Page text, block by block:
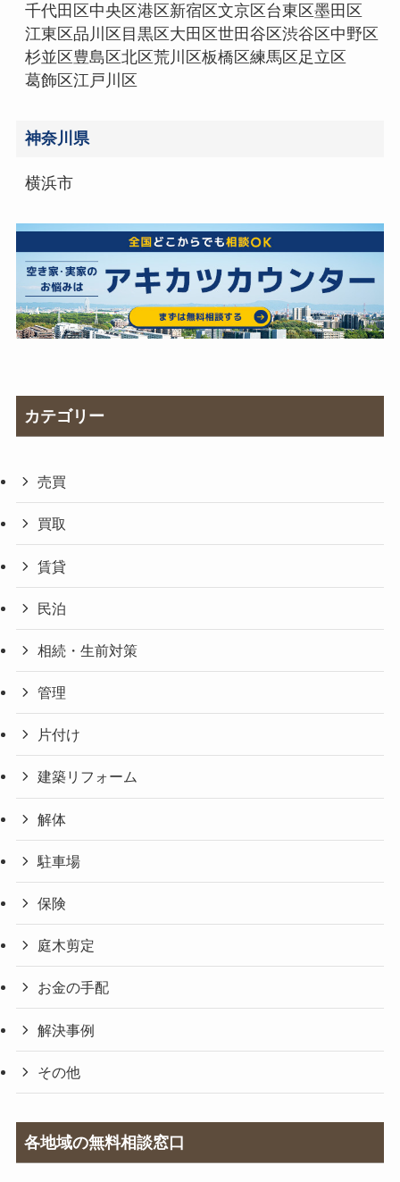
千代田区中央区港区新宿区文京区台東区墨田区
江東区品川区目黒区大田区世田谷区渋谷区中野区
杉並区豊島区北区荒川区板橋区練馬区足立区
葛飾区江戸川区
神奈川県
横浜市
カテゴリー
売買
買取
賃貸
民泊
相続・生前対策
管理
片付け
建築リフォーム
解体
駐車場
保険
庭木剪定
お金の手配
解決事例
その他
各地域の無料相談窓口